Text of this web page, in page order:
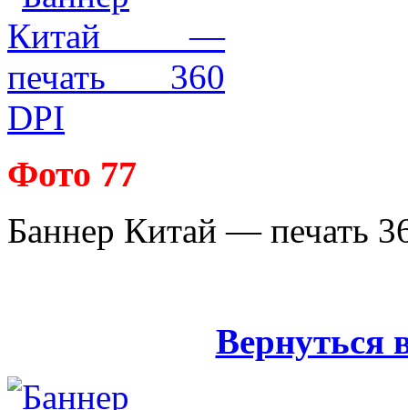
Фото 77
Баннер Китай — печать
Вернуться